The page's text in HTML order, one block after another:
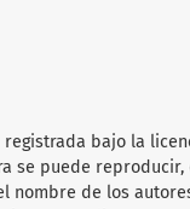
bajo la
se puede
nombre de los